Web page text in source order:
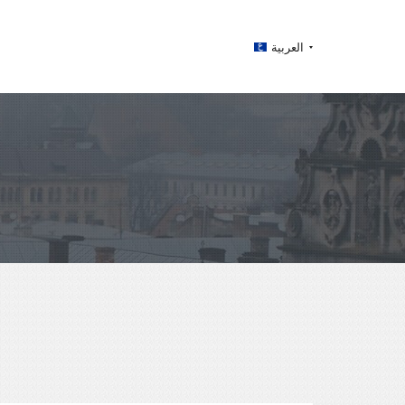
العربية